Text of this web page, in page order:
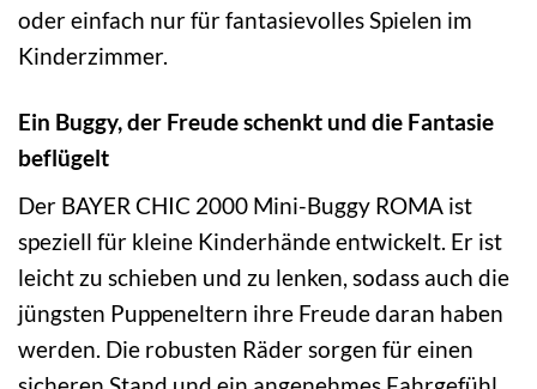
oder einfach nur für fantasievolles Spielen im
Kinderzimmer.
Ein Buggy, der Freude schenkt und die Fantasie
beflügelt
Der BAYER CHIC 2000 Mini-Buggy ROMA ist
speziell für kleine Kinderhände entwickelt. Er ist
leicht zu schieben und zu lenken, sodass auch die
jüngsten Puppeneltern ihre Freude daran haben
werden. Die robusten Räder sorgen für einen